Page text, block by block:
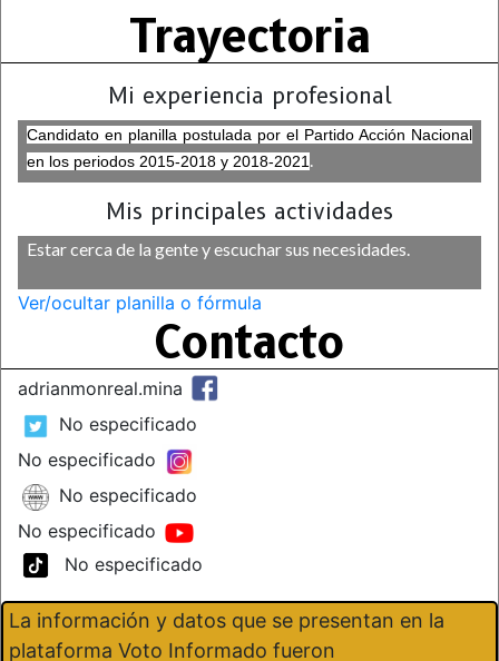
Trayectoria
Mi experiencia profesional
Candidato en planilla postulada por el Partido Acción Nacional
en los periodos 2015-2018 y 2018-2021
Mis principales actividades
Estar cerca de la gente y escuchar sus necesidades.
Ver/ocultar planilla o fórmula
Contacto
adrianmonreal.mina
No especificado
No especificado
No especificado
No especificado
No especificado
La información y datos que se presentan en la
plataforma Voto Informado fueron